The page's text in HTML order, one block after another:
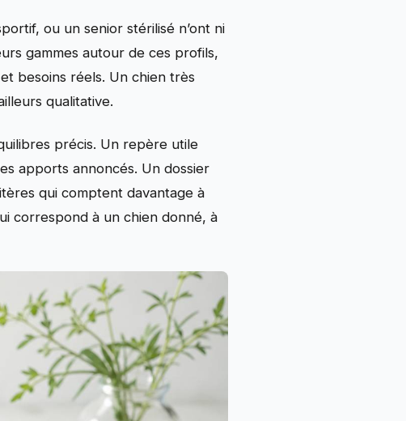
ou un senior stérilisé n’ont ni
gammes autour de ces profils,
besoins réels. Un chien très
qualitative.
précis. Un repère utile
apports annoncés. Un dossier
qui comptent davantage à
correspond à un chien donné, à